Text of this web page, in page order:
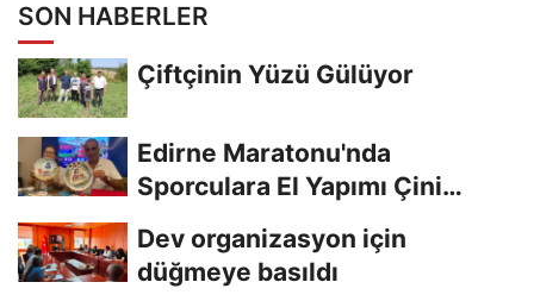
SON HABERLER
Çiftçinin Yüzü Gülüyor
Edirne Maratonu'nda
Sporculara El Yapımı Çini
Dev organizasyon için
düğmeye basıldı